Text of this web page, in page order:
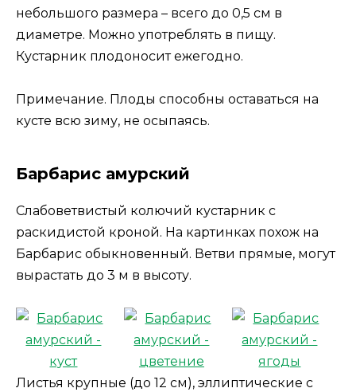
небольшого размера – всего до 0,5 см в
диаметре. Можно употреблять в пищу.
Кустарник плодоносит ежегодно.
Примечание. Плоды способны оставаться на
кусте всю зиму, не осыпаясь.
Барбарис амурский
Слабоветвистый колючий кустарник с
раскидистой кроной. На картинках похож на
Барбарис обыкновенный. Ветви прямые, могут
вырастать до 3 м в высоту.
Листья крупные (до 12 см), эллиптические с